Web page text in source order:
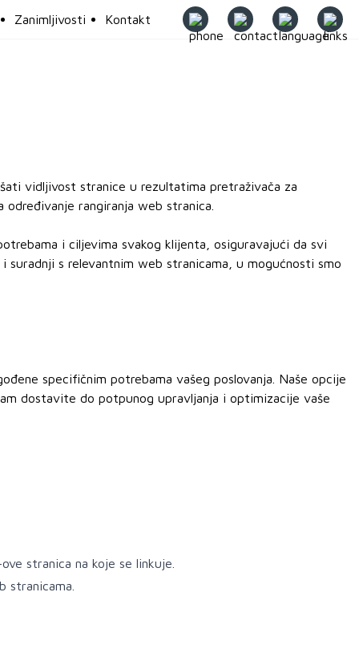
Zanimljivosti Kontakt
vidljivost stranice u rezultatima pretraživača za
rangiranja web stranica.
i ciljevima svakog klijenta, osiguravajući da svi
suradnji s relevantnim web stranicama, u mogućnosti smo
specifičnim potrebama vašeg poslovanja. Naše opcije
dostavite do potpunog upravljanja i optimizacije vaše
stranica na koje se linkuje.
stranicama.